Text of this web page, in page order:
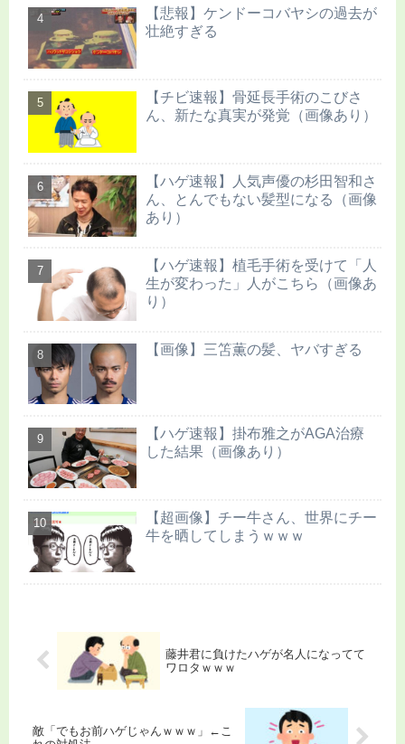
【悲報】ケンドーコバヤシの過去が
壮絶すぎる
【チビ速報】骨延長手術のこびさ
ん、新たな真実が発覚（画像あり）
【ハゲ速報】人気声優の杉田智和さ
ん、とんでもない髪型になる（画像
あり）
【ハゲ速報】植毛手術を受けて「人
生が変わった」人がこちら（画像あ
り）
【画像】三笘薫の髪、ヤバすぎる
【ハゲ速報】掛布雅之がAGA治療
した結果（画像あり）
【超画像】チー牛さん、世界にチー
牛を晒してしまうｗｗｗ
藤井君に負けたハゲが名人になってて
ワロタｗｗｗ
敵「でもお前ハゲじゃんｗｗｗ」←こ